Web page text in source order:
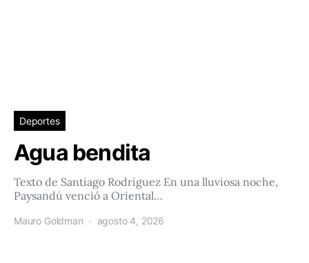
Deportes
Agua bendita
Texto de Santiago Rodríguez En una lluviosa noche,
Paysandú venció a Oriental…
Mauro Goldman agosto 4, 2026